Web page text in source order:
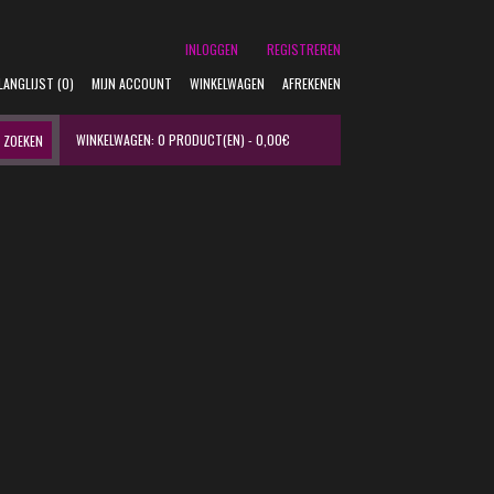
INLOGGEN
REGISTREREN
(0)
MIJN ACCOUNT WINKELWAGEN AFREKENEN
WINKELWAGEN: 0 PRODUCT(EN) - 0,00€
ZOEKEN